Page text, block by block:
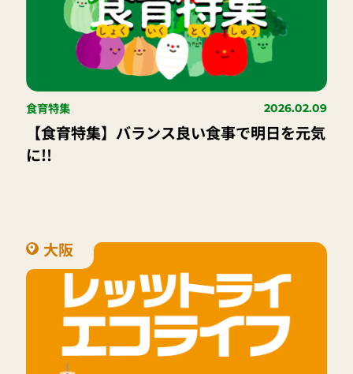
食育特集 2026.02.09
【食育特集】バランス良い食事で明日を元気
に!!
大阪